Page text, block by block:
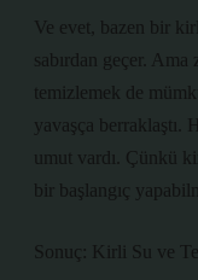
Ve evet, bazen bir
sabırdan geçer. Ama
temizlemek de
yavaşça berraklaştı.
umut vardı. Çünkü
bir başlangıç
Sonuç: Kirli Su ve